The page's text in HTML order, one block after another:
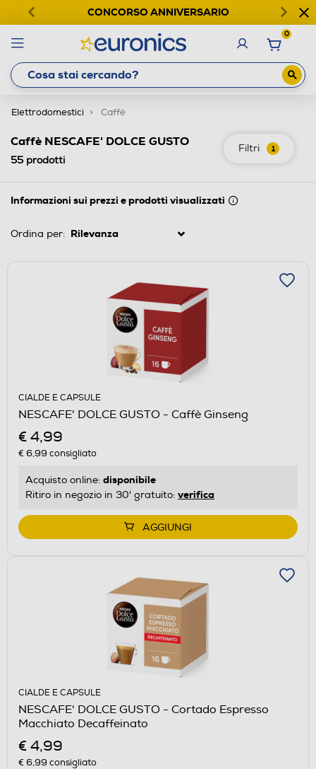
CONCORSO ANNIVERSARIO
0
Elettrodomestici Caffè
Filtri 1
Caffè NESCAFE' DOLCE GUSTO
55 prodotti
Informazioni sui prezzi e prodotti visualizzati
Ordina per:
CIALDE E CAPSULE
NESCAFE' DOLCE GUSTO - Caffè Ginseng
€ 4,99
€ 6,99 consigliato
Acquisto online: disponibile
Ritiro in negozio in 30' gratuito: verifica
AGGIUNGI
CIALDE E CAPSULE
NESCAFE' DOLCE GUSTO - Cortado Espresso
Macchiato Decaffeinato
€ 4,99
€ 6,99 consigliato